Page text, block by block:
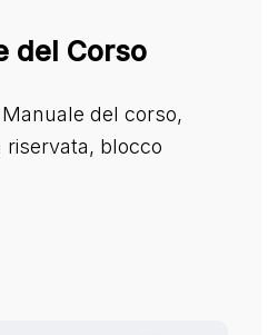
del Corso
Manuale del corso,
riservata, blocco